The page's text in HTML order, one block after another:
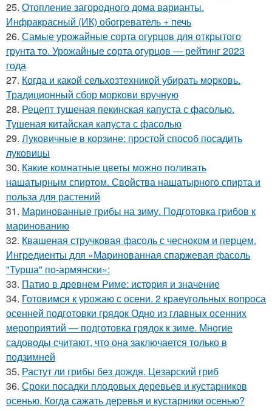
25. Отопление загородного дома варианты.
Инфракрасный (ИК) обогреватель + печь
26. Самые урожайные сорта огурцов для открытого
грунта то. Урожайные сорта огурцов — рейтинг 2023
года
27. Когда и какой сельхозтехникой убирать морковь.
Традиционный сбор моркови вручную
28. Рецепт тушеная пекинская капуста с фасолью.
Тушеная китайская капуста с фасолью
29. Луковичные в корзине: простой способ посадить
луковицы
30. Какие комнатные цветы можно поливать
нашатырным спиртом. Свойства нашатырного спирта и
польза для растений
31. Маринованные грибы на зиму. Подготовка грибов к
маринованию
32. Квашеная стручковая фасоль с чесноком и перцем.
Ингредиенты для «Маринованная спаржевая фасоль
"Турша" по-армянски»:
33. Патио в древнем Риме: история и значение
34. Готовимся к урожаю с осени. 2 краеугольных вопроса
осенней подготовки грядок Одно из главных осенних
мероприятий — подготовка грядок к зиме. Многие
садоводы считают, что она заключается только в
подзимней
35. Растут ли грибы без дождя. Цезарский гриб
36. Сроки посадки плодовых деревьев и кустарников
осенью. Когда сажать деревья и кустарники осенью?